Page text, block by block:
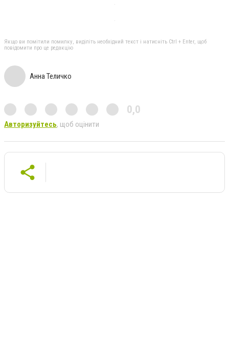
Якщо ви помітили помилку, виділіть необхідний текст і натисніть Ctrl + Enter, щоб
повідомити про це редакцію
Анна Теличко
0,0
Авторизуйтесь, щоб оцінити